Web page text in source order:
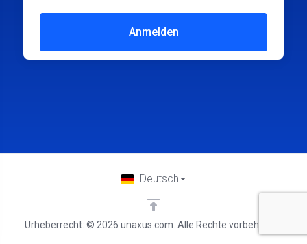
Anmelden
Urheberrecht: © 2026 unaxus.com. Alle Rechte vorbehalten.
Deutsch